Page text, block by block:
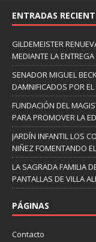
ENTRADAS
GILDEMEISTER
MEDIANTE LA
SENADOR MIGUEL
DAMNIFICADOS POR
FUNDACIÓN DEL
PARA PROMOVER LA
JARDÍN INFANTIL LOS
NIÑEZ FOMENTANDO
LA SAGRADA FAMILIA
PANTALLAS DE VILLA
PÁGINAS
Contacto